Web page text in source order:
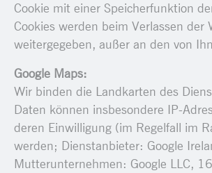
Cookie mit einer Speicherfunktion
Cookies werden beim Verlassen
weitergegeben, außer an den von
Google Maps:
Wir binden die Landkarten des
Daten können insbesondere IP-
deren Einwilligung (im Regelfall im
werden; Dienstanbieter: Google
Mutterunternehmen: Google LLC,